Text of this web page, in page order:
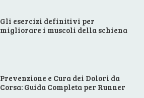
Gli esercizi definitivi per
migliorare i muscoli della schiena
Prevenzione e Cura dei Dolori da
Corsa: Guida Completa per Runner